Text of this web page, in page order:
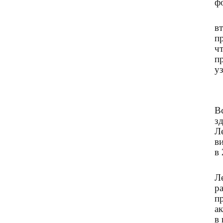
в
в